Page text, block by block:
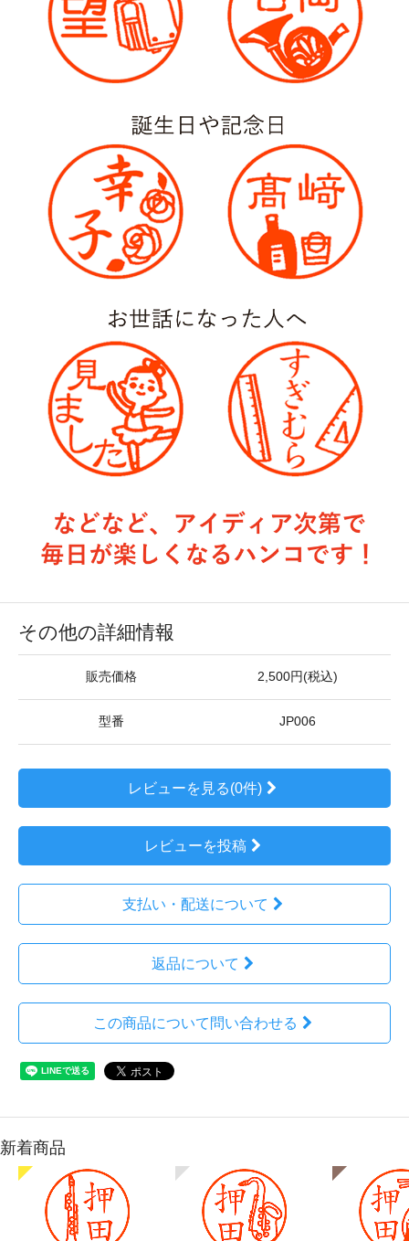
その他の詳細情報
販売価格 2,500円(税込)
型番 JP006
レビューを見る(0件)
レビューを投稿
支払い・配送について
返品について
この商品について問い合わせる
新着商品